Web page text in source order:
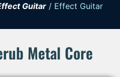
Guitar / Effect Guitar
Metal Core